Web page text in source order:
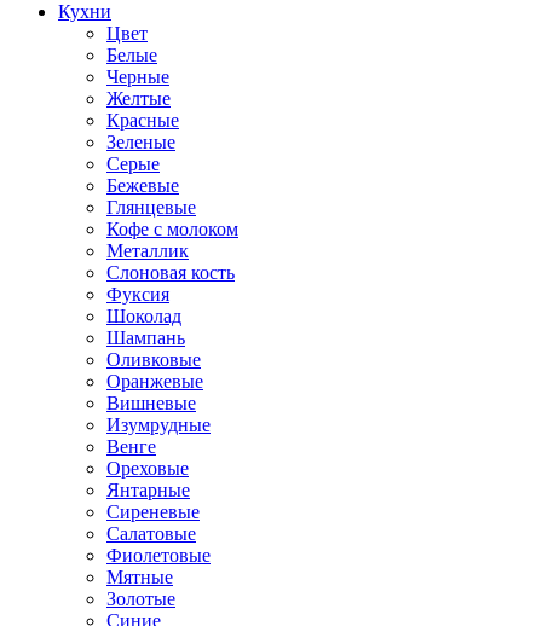
Кухни
Цвет
Белые
Черные
Желтые
Красные
Зеленые
Серые
Бежевые
Глянцевые
Кофе с молоком
Металлик
Слоновая кость
Фуксия
Шоколад
Шампань
Оливковые
Оранжевые
Вишневые
Изумрудные
Венге
Ореховые
Янтарные
Сиреневые
Салатовые
Фиолетовые
Мятные
Золотые
Синие